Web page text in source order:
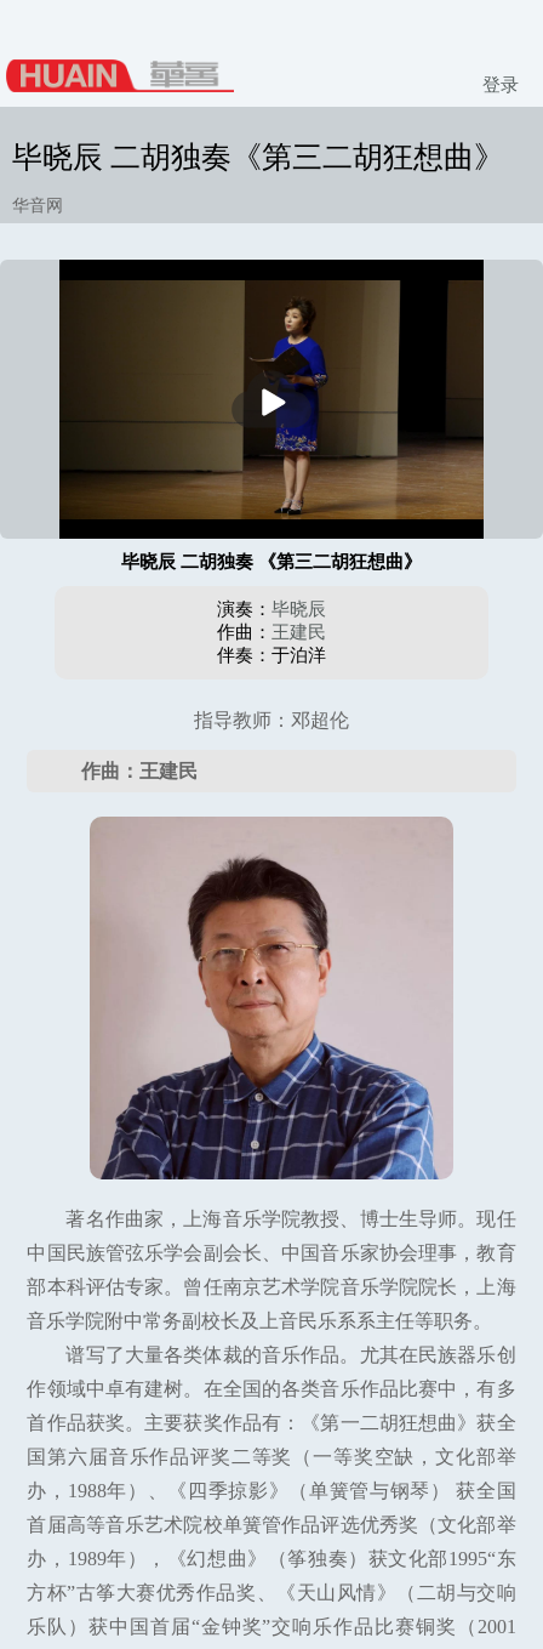
登录
毕晓辰 二胡独奏《第三二胡狂想曲》
华音网
播
放
毕晓辰 二胡独奏 《第三二胡狂想曲》
演奏： 毕晓辰
作曲： 王建民
伴奏：于泊洋
指导教师：邓超伦
作曲：王建民
著名作曲家，上海音乐学院教授、博士生导师。现任
中国民族管弦乐学会副会长、中国音乐家协会理事，教育
部本科评估专家。曾任南京艺术学院音乐学院院长，上海
音乐学院附中常务副校长及上音民乐系系主任等职务。
谱写了大量各类体裁的音乐作品。尤其在民族器乐创
作领域中卓有建树。在全国的各类音乐作品比赛中，有多
首作品获奖。主要获奖作品有：《第一二胡狂想曲》获全
国第六届音乐作品评奖二等奖（一等奖空缺，文化部举
办，1988年）、《四季掠影》（单簧管与钢琴） 获全国
首届高等音乐艺术院校单簧管作品评选优秀奖（文化部举
办，1989年），《幻想曲》（筝独奏）获文化部1995“东
方杯”古筝大赛优秀作品奖、《天山风情》（二胡与交响
乐队）获中国首届“金钟奖”交响乐作品比赛铜奖（2001